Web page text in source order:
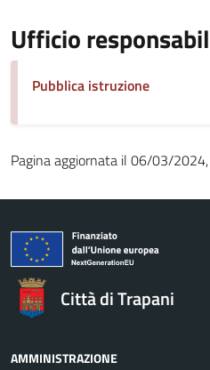
Ufficio
Pubblica istruzione
Pagina aggiornata il 06/03/
Città di Trapani
AMMINISTRAZIONE